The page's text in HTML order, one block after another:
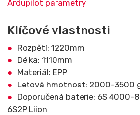
Ardupilot parametry
Klíčové vlastnosti
Rozpětí: 1220mm
Délka: 1110mm
Materiál: EPP
Letová hmotnost: 2000-3500
Doporučená baterie: 6S 4000-
6S2P Liion